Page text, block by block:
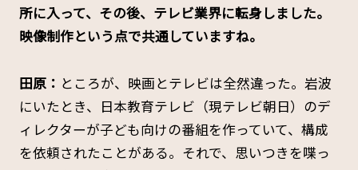
所に入って、その後、テレビ業界に転身しました。
映像制作という点で共通していますね。
田原： ところが、映画とテレビは全然違った。岩波
にいたとき、日本教育テレビ（現テレビ朝日）のデ
ィレクターが子ども向けの番組を作っていて、構成
を依頼されたことがある。それで、思いつきを喋っ